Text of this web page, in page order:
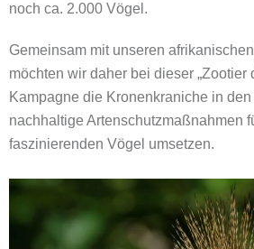
noch ca. 2.000 Vögel.
Gemeinsam mit unseren
möchten wir daher bei dieser „Zootier
Kampagne die Kronenkraniche in
nachhaltige Artenschutzmaßnahmen
faszinierenden Vögel umsetzen.